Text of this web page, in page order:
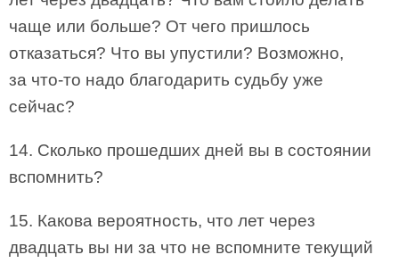
чаще или больше? От чего пришлось
отказаться? Что вы упустили? Возможно,
за что-то надо благодарить судьбу уже
сейчас?
14. Сколько прошедших дней вы в состоянии
вспомнить?
15. Какова вероятность, что лет через
двадцать вы ни за что не вспомните текущий